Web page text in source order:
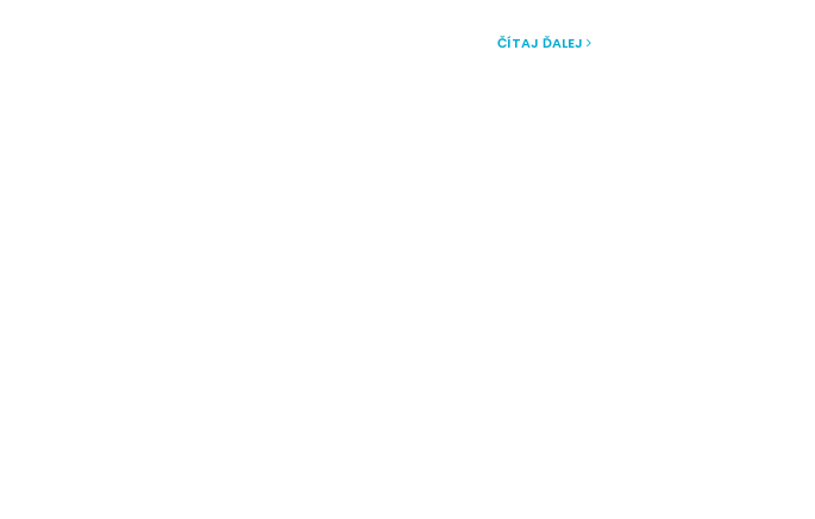
ČÍTAJ ĎALEJ